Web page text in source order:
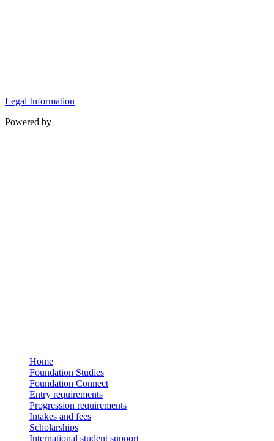
Legal Information
Powered by
Home
Foundation Studies
Foundation Connect
Entry requirements
Progression requirements
Intakes and fees
Scholarships
International student support